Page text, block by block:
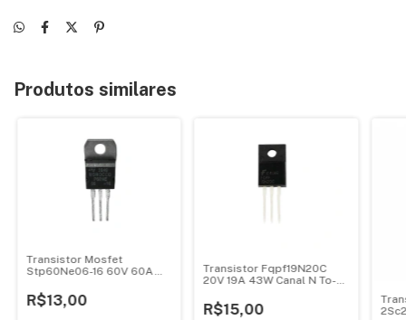
Produtos similares
Transistor Mosfet
Stp60Ne06-16 60V 60A
R$13,00
Transistor Fqpf19N20C
20V 19A 43W Canal N To-
R$15,00